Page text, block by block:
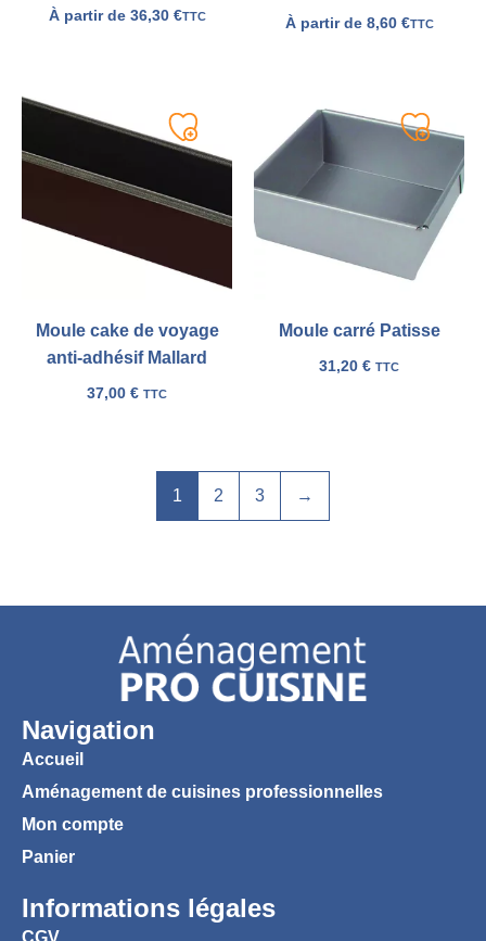
À partir de 36,30 €TTC À partir de 8,60 €TTC
Moule cake de voyage
anti-adhésif Mallard
37,00 € TTC
Ajouter
à
Moule carré Patisse
31,20 € TTC
Ajouter
liste
1 2 3 →
Navigation
Accueil
Aménagement de cuisines professionnelles
Mon compte
Panier
Informations légales